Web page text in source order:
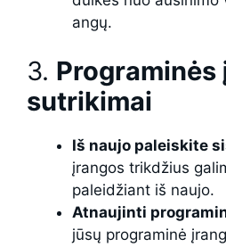
angų.
3.
sutrikimai
Iš naujo paleiskite
įrangos trikdžius
paleidžiant iš naujo.
Atnaujinti
jūsų programinė